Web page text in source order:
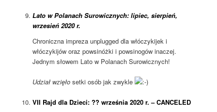
Lato w Polanach Surowicznych: lipiec, sierpień,
wrzesień 2020 r.
Chroniczna impreza unplugged dla włóczykijek i
włóczykijów oraz powsinóżki i powsinogów inaczej.
Jednym słowem Lato w Polanach Surowicznych!
Udział wzięłosetki osób jak zwykle
VII Rajd dla Dzieci: ?? września 2020 r. – CANCELED